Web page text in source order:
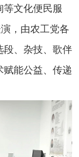
文化便民服
，由农工党各
、杂技、歌伴
能公益、传递